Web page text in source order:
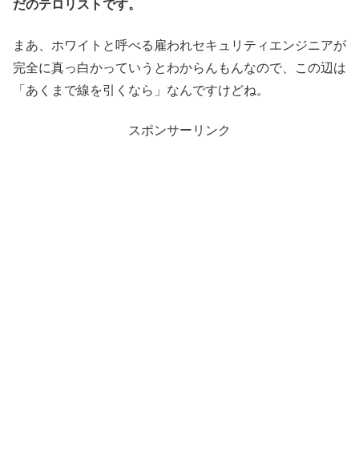
だのテロリストです。
まあ、ホワイトと呼べる雇われセキュリティエンジニアが
完全に真っ白かっていうとわからんもんなので、この辺は
「あくまで線を引くなら」なんですけどね。
スポンサーリンク